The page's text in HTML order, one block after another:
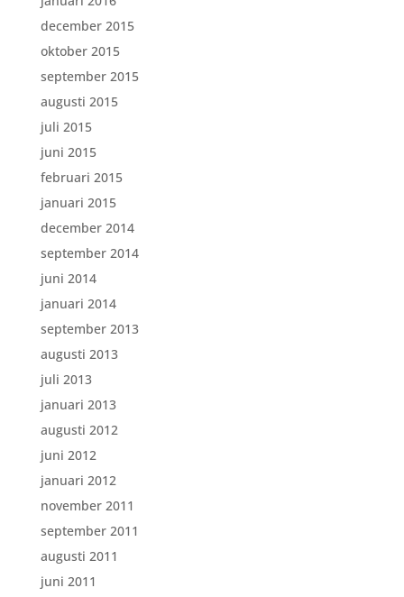
december 2015
oktober 2015
september 2015
augusti 2015
juli 2015
juni 2015
februari 2015
januari 2015
december 2014
september 2014
juni 2014
januari 2014
september 2013
augusti 2013
juli 2013
januari 2013
augusti 2012
juni 2012
januari 2012
november 2011
september 2011
augusti 2011
juni 2011